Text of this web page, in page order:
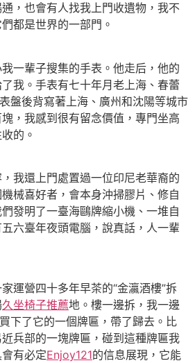
，也會有人找我上門收遺物，我不
都是世界的一部門。
輩子搜集的手表。他走后，他的
我。手表有七十年月老上海、春蕾
盤後背寫著上海、廣州和沈陽等城市
，我感到很有留念價值，專門坐高
的。
還上門處置過一位印尼老華裔的
械喜好者，會本身沖掃膠片、修自
發明了一臺海鷗牌縮小機、一堆自
六臺年夜頭電腦，說真話，人一輩
營四十多年早茶的“金瀛酒樓”拆
久坐椅子推薦地。樓一邊拆，我一邊
下了它的一個牌匾，帶了歸去。比
兵部的一塊牌匾，碰到這種牌匾我
有必定Enjoy121的信息展現，它能